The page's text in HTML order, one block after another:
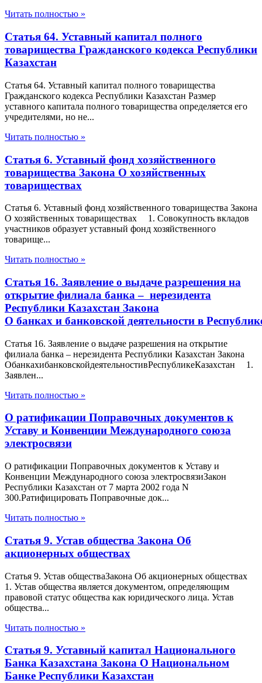
Читать полностью »
Статья 64. Уставный капитал полного
товарищества Гражданского кодекса Республики
Казахстан
Статья 64. Уставный капитал полного товарищества
Гражданского кодекса Республики Казахстан Размер
уставного капитала полного товарищества определяется его
учредителями, но не...
Читать полностью »
Статья 6. Уставный фонд хозяйственного
товарищества Закона О хозяйственных
товариществах
Статья 6. Уставный фонд хозяйственного товарищества Закона
О хозяйственных товариществах 1. Совокупность вкладов
участников образует уставный фонд хозяйственного
товарище...
Читать полностью »
Статья 16. Заявление о выдаче разрешения на
открытие филиала банка – нерезидента
Республики Казахстан Закона
О банках и банковской деятельности в
Статья 16. Заявление о выдаче разрешения на открытие
филиала банка – нерезидента Республики Казахстан Закона
ОбанкахибанковскойдеятельностивРеспубликеКазахстан 1.
Заявлен...
Читать полностью »
О ратификации Поправочных документов к
Уставу и Конвенции Международного союза
электросвязи
О ратификации Поправочных документов к Уставу и
Конвенции Международного союза электросвязиЗакон
Республики Казахстан от 7 марта 2002 года N
300.Ратифицировать Поправочные док...
Читать полностью »
Статья 9. Устав общества Закона Об
акционерных обществах
Статья 9. Устав обществаЗакона Об акционерных обществах
1. Устав общества является документом, определяющим
правовой статус общества как юридического лица. Устав
общества...
Читать полностью »
Статья 9. Уставный капитал Национального
Банка Казахстана Закона О Национальном
Банке Республики Казахстан